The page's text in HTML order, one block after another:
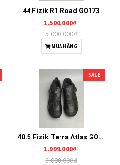
44 Fizik R1 Road G0173
1.500.000₫
5.000.000₫
MUA HÀNG
SALE
40.5 Fizik Terra Atlas G0167
1.999.000₫
3.000.000₫